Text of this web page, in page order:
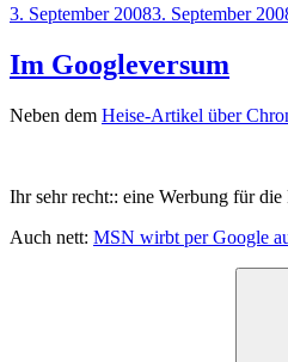
Veröffentlicht
3. September 20083. September
Im Googleversum
Neben dem Heise-Artikel über
Ihr sehr recht:: eine Werbung für
Auch nett: MSN wirbt per Google